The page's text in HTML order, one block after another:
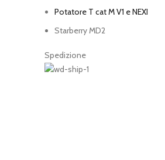
Potatore T cat M V1 e NEXI
Starberry MD2
Spedizione